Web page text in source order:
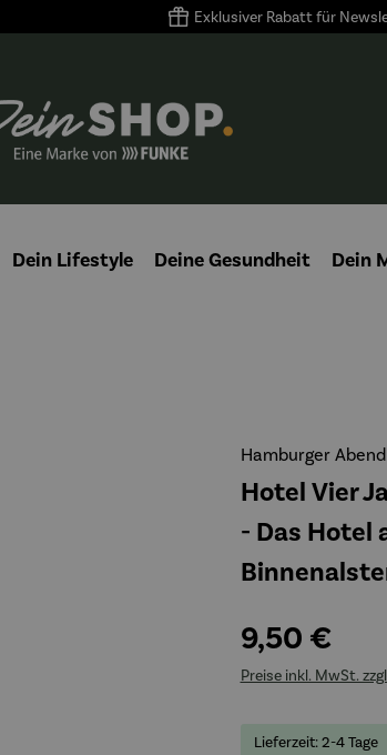
Exklusiver Rabatt für
Dein Lifestyle Deine Gesundheit Dein
Hamburger
Hotel Vier
- Das Hotel
9,50 €
Preise inkl. MwSt.
Lieferzeit: 2-4 Tage